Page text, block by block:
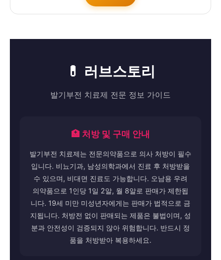
💊 러브스토리
발기부전 치료제 전문 정보 가이드
🏥 처방 및 구매 안내
발기부전 치료제는 전문의약품으로 의사 처방이 필수
입니다. 비뇨기과, 남성의학과에서 진료 후 처방받을
수 있으며, 비대면 진료도 가능합니다. 오남용 우려
의약품으로 1인당 1일 2알, 월 8알로 판매가 제한됩
니다. 19세 미만 미성년자에게는 판매가 법적으로 금
지됩니다. 처방전 없이 판매되는 제품은 불법이며, 성
분과 안전성이 검증되지 않아 위험합니다. 반드시 정
품을 처방받아 복용하세요.